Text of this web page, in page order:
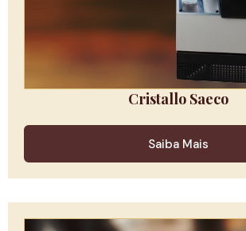
Cristallo Saeco
Saiba Mais